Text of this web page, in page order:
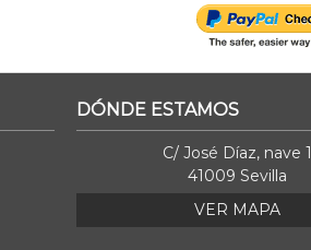
DÓNDE ESTAMOS
C/ José Díaz, nave 1
41009 Sevilla
VER MAPA